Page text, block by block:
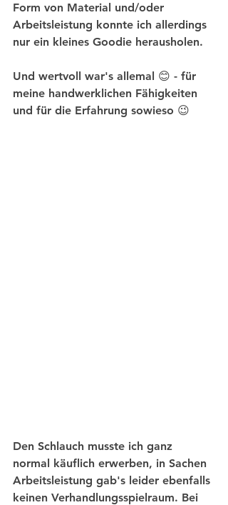
Form von Material und/oder
Arbeitsleistung konnte ich allerdings
nur ein kleines Goodie herausholen.
Und wertvoll war's allemal 😊 - für
meine handwerklichen Fähigkeiten
und für die Erfahrung sowieso 😉
Den Schlauch musste ich ganz
normal käuflich erwerben, in Sachen
Arbeitsleistung gab's leider ebenfalls
keinen Verhandlungsspielraum. Bei